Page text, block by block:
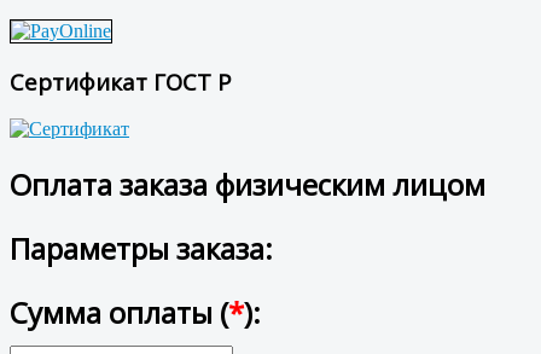
Сертификат ГОСТ Р
Оплата заказа физическим лицом
Параметры заказа:
Сумма оплаты (*):